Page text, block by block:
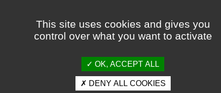
This site uses cookies and gives you
control over what you want to activate
OK, ACCEPT ALL
DENY ALL COOKIES